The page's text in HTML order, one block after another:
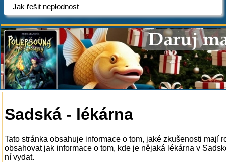
Jak řešit neplodnost
Sadská - lékárna
Tato stránka obsahuje informace o tom, jaké zkušenosti mají
obsahovat jak informace o tom, kde je nějaká lékárna v
ní vydat.